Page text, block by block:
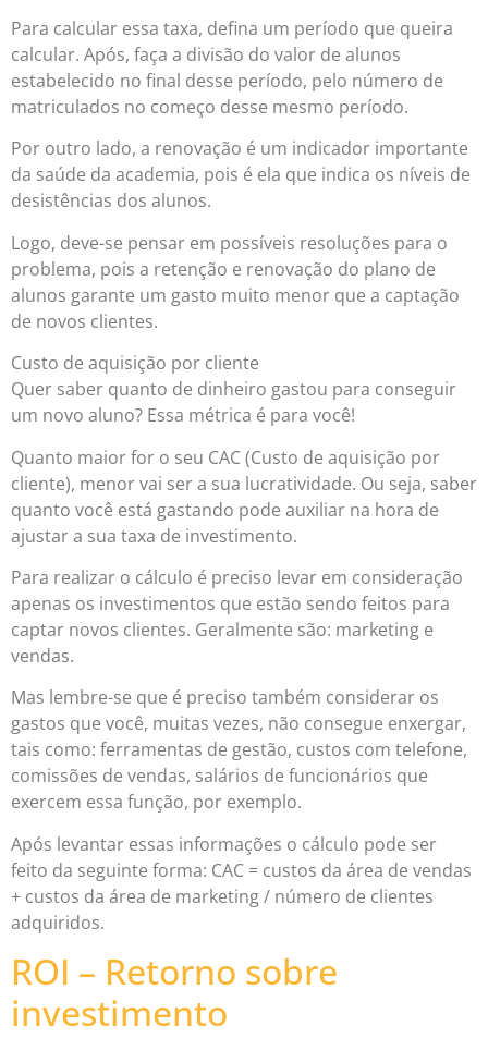
Para calcular essa taxa, defina um período que queira
calcular. Após, faça a divisão do valor de alunos
estabelecido no final desse período, pelo número de
matriculados no começo desse mesmo período.
Por outro lado, a renovação é um indicador importante
da saúde da academia, pois é ela que indica os níveis de
desistências dos alunos.
Logo, deve-se pensar em possíveis resoluções para o
problema, pois a retenção e renovação do plano de
alunos garante um gasto muito menor que a captação
de novos clientes.
Custo de aquisição por cliente
Quer saber quanto de dinheiro gastou para conseguir
um novo aluno? Essa métrica é para você!
Quanto maior for o seu CAC (Custo de aquisição por
cliente), menor vai ser a sua lucratividade. Ou seja, saber
quanto você está gastando pode auxiliar na hora de
ajustar a sua taxa de investimento.
Para realizar o cálculo é preciso levar em consideração
apenas os investimentos que estão sendo feitos para
captar novos clientes. Geralmente são: marketing e
vendas.
Mas lembre-se que é preciso também considerar os
gastos que você, muitas vezes, não consegue enxergar,
tais como: ferramentas de gestão, custos com telefone,
comissões de vendas, salários de funcionários que
exercem essa função, por exemplo.
Após levantar essas informações o cálculo pode ser
feito da seguinte forma: CAC = custos da área de vendas
+ custos da área de marketing / número de clientes
adquiridos.
ROI – Retorno sobre
investimento